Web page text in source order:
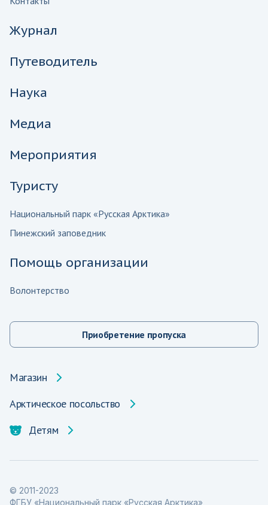
Журнал
Путеводитель
Наука
Медиа
Мероприятия
Туристу
Национальный парк «Русская Арктика»
Пинежский заповедник
Помощь организации
Волонтерство
Приобретение пропуска
Магазин
Арктическое посольство
Детям
© 2011-2023
ФГБУ «Национальный парк «Русская Арктика»